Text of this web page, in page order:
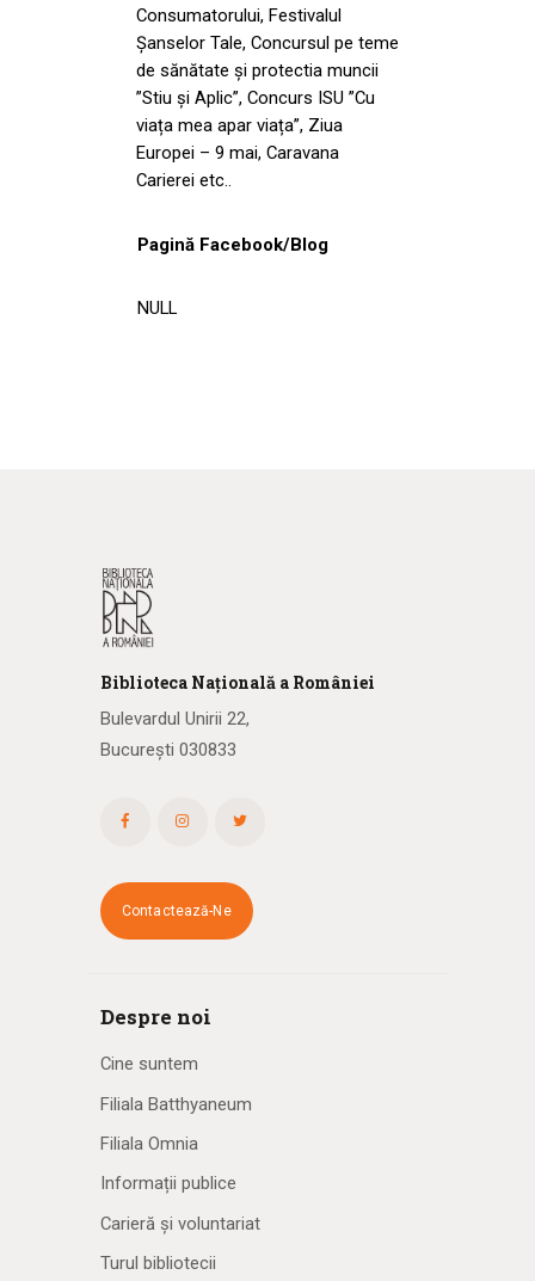
Consumatorului, Festivalul
Șanselor Tale, Concursul pe teme
de sănătate şi protectia muncii
”Stiu şi Aplic”, Concurs ISU ”Cu
viața mea apar viața”, Ziua
Europei – 9 mai, Caravana
Carierei etc..
Pagină Facebook/Blog
NULL
Biblioteca Națională a României
Bulevardul Unirii 22,
București 030833
Contactează-Ne
Despre noi
Cine suntem
Filiala Batthyaneum
Filiala Omnia
Informații publice
Carieră și voluntariat
Turul bibliotecii